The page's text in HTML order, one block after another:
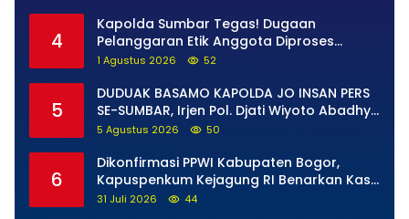
4
Kapolda Sumbar Tegas! Dugaan
Pelanggaran Etik Anggota Diproses
Tanpa Pandang Bulu, Sidang Etik AKBP F
1 Agustus 2026 52
5
DUDUAK BASAMO KAPOLDA JO INSAN PERS
SE-SUMBAR, Irjen Pol. Djati Wiyoto Abadhy
Tegaskan Tak Ada Ruang bagi Pelanggar
5 Agustus 2026 50
6
Dikonfirmasi PPWI Kabupaten Bogor,
Kapuspenkum Kejagung RI Benarkan Kasi
Pidsus Kejari Kabupaten Bogor Jalani
31 Juli 2026 44